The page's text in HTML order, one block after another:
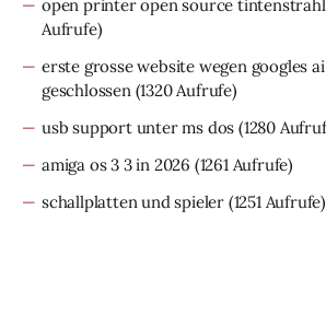
open printer open source
Aufrufe)
erste grosse website wegen googles
geschlossen(1320 Aufrufe)
usb support unter ms dos (1280
amiga os 3 3 in 2026 (1261 Aufrufe)
schallplatten und spieler (1251 Aufrufe)